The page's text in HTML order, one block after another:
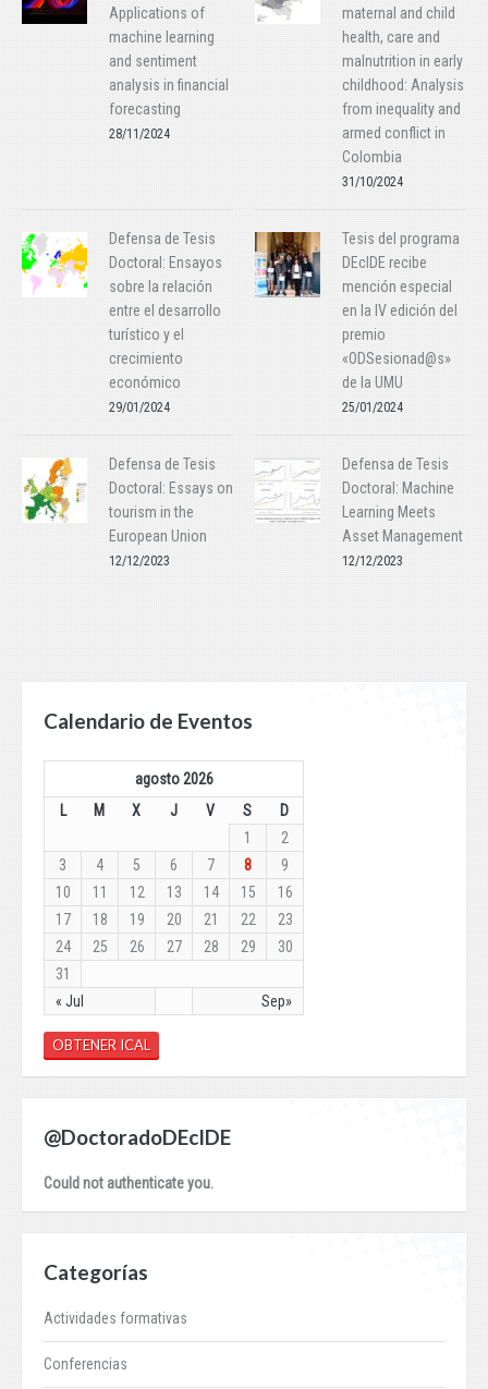
Applications of
machine learning
and sentiment
analysis in financial
forecasting
28/11/2024
maternal and child
health, care and
malnutrition in early
childhood: Analysis
from inequality and
armed conflict in
Colombia
31/10/2024
Defensa de Tesis
Doctoral: Ensayos
sobre la relación
entre el desarrollo
turístico y el
crecimiento
económico
29/01/2024
Tesis del programa
DEcIDE recibe
mención especial
en la IV edición del
premio
«ODSesionad@s»
de la UMU
25/01/2024
Defensa de Tesis
Doctoral: Essays on
tourism in the
European Union
12/12/2023
Defensa de Tesis
Doctoral: Machine
Learning Meets
Asset Management
12/12/2023
Calendario de Eventos
agosto 2026
L
M X J V S D
« Jul Sep»
1
2
3
4 5 6 7 8
9
10
11 12 13 14 15
16
17
18 19 20 21 22
23
24
25 26 27 28 29
30
31
OBTENER ICAL
@DoctoradoDEcIDE
Could not authenticate you.
Categorías
Actividades formativas
Conferencias